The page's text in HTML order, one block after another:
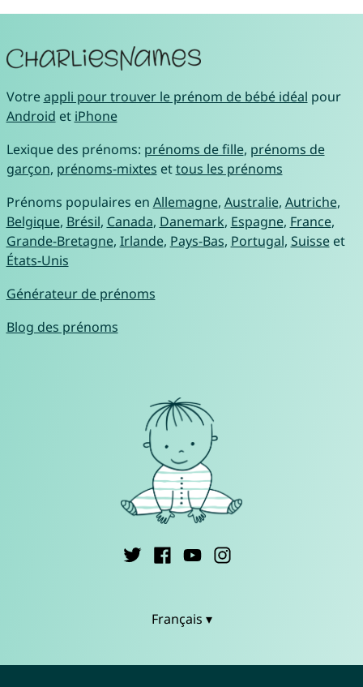
Votreappli pour trouver le prénom de bébé idéal pour
Android et iPhone
Lexique des prénoms: prénoms de fille, prénoms de
garçon, prénoms-mixtes ettous les prénoms
Prénoms populaires en Allemagne, Australie, Autriche,
Belgique, Brésil, Canada, Danemark, Espagne, France,
Grande-Bretagne, Irlande, Pays-Bas, Portugal, Suisseet
États-Unis
Générateur de prénoms
Blog des prénoms
Français ▾